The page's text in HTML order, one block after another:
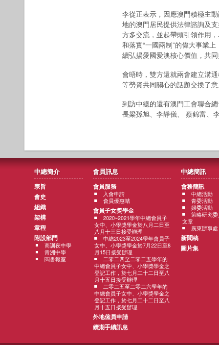
李從正表示，因應澳門積極主
地的澳門居民提供法律諮詢及
方多交流，並起帶頭引領作用
和落實“一國兩制”的偉大事業
續弘揚愛國愛澳核心價值，共
會晤時，雙方還就兩會建立溝
等勞資共同關心的話題交換了
到訪中總的還有澳門工會聯合
長梁孫旭、李靜儀、 蔡錦富、
中總簡介
宗旨
會史
組織
架構
章程
附設部門
商訓夜中學
青洲中學
閱書報室
會員訊息
會員服務
入會申請
會員優惠咭
會員子女獎學金
2020~2021學年中總會員子
女中、小學獎學金於八月二日至
八月十三日接受辦理
中總2023至2024學年會員子
女中、小學獎學金於7月22日至8
月15日接受辦理
二零二四至二零二五學年的
中總會員子女中、小學獎學金之
登記工作，於七月二十二日至八
月十五日接受辦理
二零二五至二零二六學年的
中總會員子女中、小學獎學金之
登記工作，於七月二十二日至八
月十五日接受辦理
外地僱員申請
續期手續訊息
中總簡訊
會務簡訊
中總活動
青委活動
婦委活動
策略研究
文章
廣東辦事處
新聞稿
圖片集